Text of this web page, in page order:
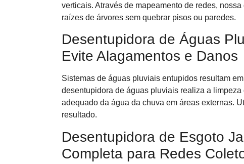
verticais. Através de mapeamento de redes,
raízes de árvores sem quebrar pisos ou paredes.
Desentupidora de Águas
Evite Alagamentos e Danos
Sistemas de águas pluviais entupidos resultam
desentupidora de águas pluviais realiza a
adequado da água da chuva em áreas externas.
resultado.
Desentupidora de Esgoto
Completa para Redes